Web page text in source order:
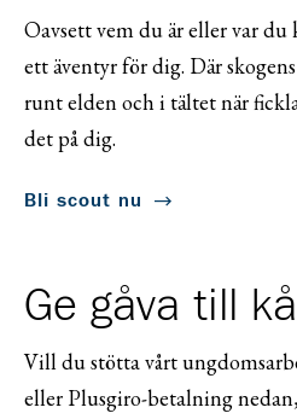
Oavsett vem du är eller var
ett äventyr för dig. Där
runt elden och i tältet när
det på dig.
Bli scout nu
Ge gåva till
Vill du stötta vårt
eller Plusgiro-betalning